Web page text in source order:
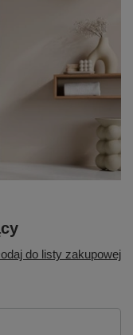
do listy zakupowej